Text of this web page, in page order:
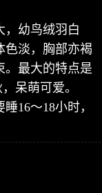
，幼鸟绒羽白
色淡，胸部亦褐
。最大的特点是
呆萌可爱。
16～18小时，